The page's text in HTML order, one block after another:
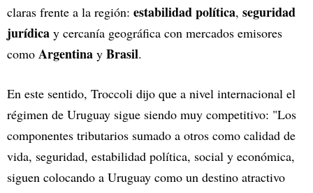
claras frente a la región: estabilidad política, seguridad
jurídica y cercanía geográfica con mercados emisores
como Argentina y Brasil.
En este sentido, Troccoli dijo que a nivel internacional el
régimen de Uruguay sigue siendo muy competitivo: "Los
componentes tributarios sumado a otros como calidad de
vida, seguridad, estabilidad política, social y económica,
siguen colocando a Uruguay como un destino atractivo